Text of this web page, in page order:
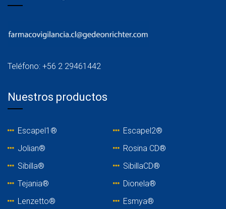
Teléfono: +56 2 29461442
Nuestros productos
Escapel1®
Escapel2®
Jolian®
Rosina CD®
Sibilla®
SibillaCD®
Tejania®
Dionela®
Lenzetto®
Esmya®